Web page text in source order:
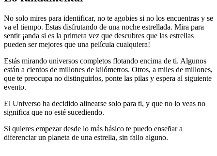
No solo mires para identificar, no te agobies si no los encuentras y se
va el tiempo. Estas disfrutando de una noche estrellada. Mira para
sentir ¡anda si es la primera vez que descubres que las estrellas
pueden ser mejores que una película cualquiera!
Estás mirando universos completos flotando encima de ti. Algunos
están a cientos de millones de kilómetros. Otros, a miles de millones,
que te preocupa no distinguirlos, ponte las pilas y espera al siguiente
evento.
El Universo ha decidido alinearse solo para ti, y que no lo veas no
significa que no esté sucediendo.
Si quieres empezar desde lo más básico te puedo enseñar a
diferenciar un planeta de una estrella, sin fallo alguno.